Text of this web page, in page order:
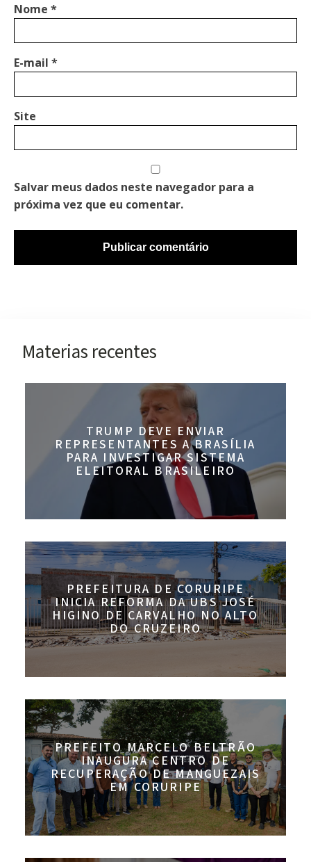
Nome *
E-mail *
Site
Salvar meus dados neste navegador para a
próxima vez que eu comentar.
Materias recentes
TRUMP DEVE ENVIAR
REPRESENTANTES A BRASÍLIA
PARA INVESTIGAR SISTEMA
ELEITORAL BRASILEIRO
PREFEITURA DE CORURIPE
INICIA REFORMA DA UBS JOSÉ
HIGINO DE CARVALHO NO ALTO
DO CRUZEIRO
PREFEITO MARCELO BELTRÃO
INAUGURA CENTRO DE
RECUPERAÇÃO DE MANGUEZAIS
EM CORURIPE